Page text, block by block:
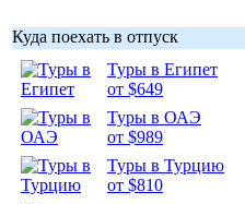
Куда поехать в отпуск
Туры в Египет
от $649
Туры в ОАЭ
от $989
Туры в Турцию
от $810